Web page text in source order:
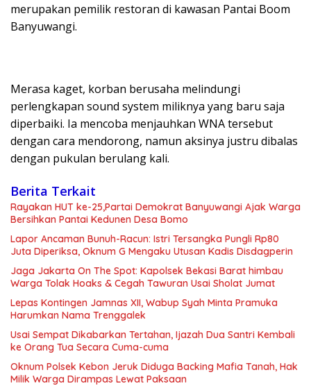
merupakan pemilik restoran di kawasan Pantai Boom
Banyuwangi.
Merasa kaget, korban berusaha melindungi
perlengkapan sound system miliknya yang baru saja
diperbaiki. Ia mencoba menjauhkan WNA tersebut
dengan cara mendorong, namun aksinya justru dibalas
dengan pukulan berulang kali.
Berita Terkait
Rayakan HUT ke-25,Partai Demokrat Banyuwangi Ajak Warga
Bersihkan Pantai Kedunen Desa Bomo
Lapor Ancaman Bunuh-Racun: Istri Tersangka Pungli Rp80
Juta Diperiksa, Oknum G Mengaku Utusan Kadis Disdagperin
Jaga Jakarta On The Spot: Kapolsek Bekasi Barat himbau
Warga Tolak Hoaks & Cegah Tawuran Usai Sholat Jumat
Lepas Kontingen Jamnas XII, Wabup Syah Minta Pramuka
Harumkan Nama Trenggalek
Usai Sempat Dikabarkan Tertahan, Ijazah Dua Santri Kembali
ke Orang Tua Secara Cuma-cuma
Oknum Polsek Kebon Jeruk Diduga Backing Mafia Tanah, Hak
Milik Warga Dirampas Lewat Paksaan